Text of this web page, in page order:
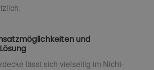
und
lässt sich vielseitig im Nicht-